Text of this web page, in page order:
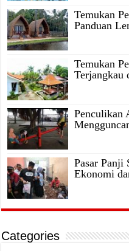
Temukan
Panduan
Temukan
Terjangkau
Penculikan
Pasar Panji
Ekonomi
Categories